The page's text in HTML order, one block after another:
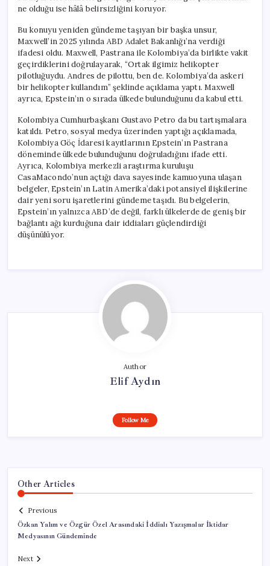
ne olduğu ise hâlâ belirsizliğini koruyor.
Bu konuyu yeniden gündeme taşıyan bir başka unsur,
Maxwell’in 2025 yılında ABD Adalet Bakanlığı’na verdiği
ifadesi oldu. Maxwell, Pastrana ile Kolombiya’da birlikte vakit
geçirdiklerini doğrulayarak, “Ortak ilgimiz helikopter
pilotluğuydu. Andres de pilottu, ben de. Kolombiya’da askeri
bir helikopter kullandım” şeklinde açıklama yaptı. Maxwell
ayrıca, Epstein’ın o sırada ülkede bulunduğunu da kabul etti.
Kolombiya Cumhurbaşkanı Gustavo Petro da bu tartışmalara
katıldı. Petro, sosyal medya üzerinden yaptığı açıklamada,
Kolombiya Göç İdaresi kayıtlarının Epstein’ın Pastrana
döneminde ülkede bulunduğunu doğruladığını ifade etti.
Ayrıca, Kolombiya merkezli araştırma kuruluşu
CasaMacondo’nun açtığı dava sayesinde kamuoyuna ulaşan
belgeler, Epstein’ın Latin Amerika’daki potansiyel ilişkilerine
dair yeni soru işaretlerini gündeme taşıdı. Bu belgelerin,
Epstein’ın yalnızca ABD’de değil, farklı ülkelerde de geniş bir
bağlantı ağı kurduğuna dair iddiaları güçlendirdiği
düşünülüyor.
Author
Elif Aydın
Follow Me
Other Articles
Previous
Özkan Yalım ve Özgür Özel Arasındaki İddialı Yazışmalar İktidar
Medyasının Gündeminde
Next